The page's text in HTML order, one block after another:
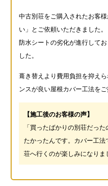
中古別荘をご購入されたお客
い」とご依頼いただきました
防水シートの劣化が進行して
した。
葺き替えより費用負担を抑え
ンスが良い屋根カバー工法をご
【施工後のお客様の声】
「買ったばかりの別荘だっ
たかったんです。 カバー工法
荘へ行くのが楽しみになりま